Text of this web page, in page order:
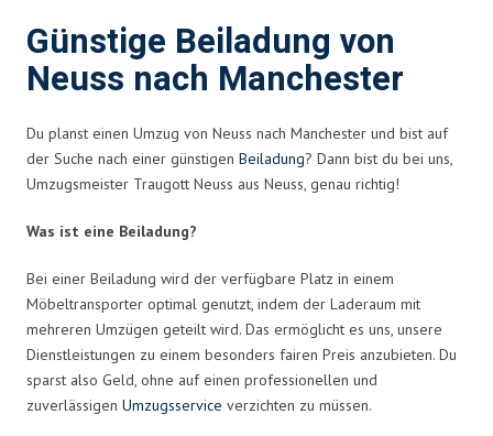
Günstige Beiladung von
Neuss nach Manchester
Du planst einen Umzug von Neuss nach Manchester und bist auf
der Suche nach einer günstigen Beiladung? Dann bist du bei uns,
Umzugsmeister Traugott Neuss aus Neuss, genau richtig!
Was ist eine Beiladung?
Bei einer Beiladung wird der verfügbare Platz in einem
Möbeltransporter optimal genutzt, indem der Laderaum mit
mehreren Umzügen geteilt wird. Das ermöglicht es uns, unsere
Dienstleistungen zu einem besonders fairen Preis anzubieten. Du
sparst also Geld, ohne auf einen professionellen und
zuverlässigen Umzugsservice verzichten zu müssen.